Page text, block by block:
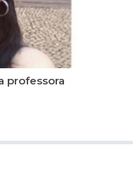
professora